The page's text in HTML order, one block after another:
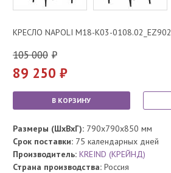
КРЕСЛО NAPOLI M18-K03-0108.02_EZ902
105 000
89 250
В КОРЗИНУ
Размеры (ШхВхГ): 790x790x850 мм
Срок поставки: 75 календарных дней
Производитель: KREIND (КРЕЙНД)
Страна производства: Россия